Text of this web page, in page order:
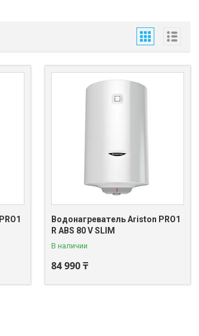
Водонагреватель Ariston PRO1
R ABS 80 V SLIM
В наличии
84 990 ₸